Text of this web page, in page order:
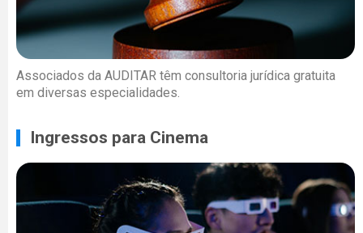
Associados da AUDITAR têm consultoria jurídica gratuita
em diversas especialidades.
Ingressos para Cinema